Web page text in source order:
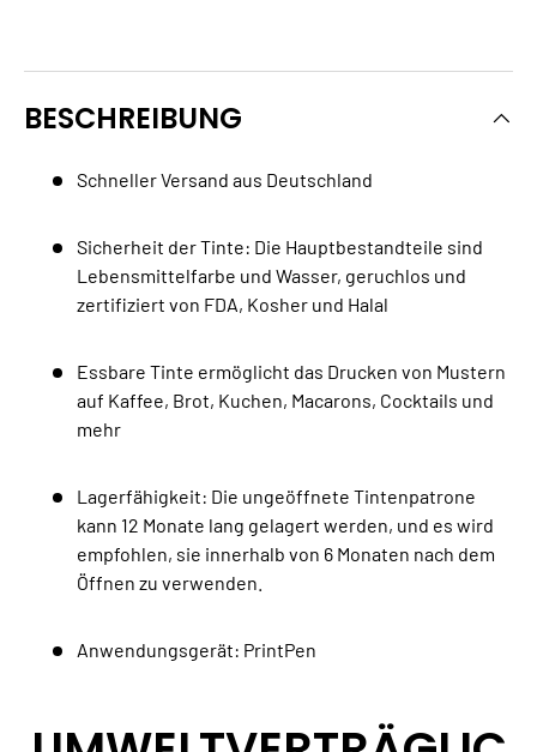
BESCHREIBUNG
Schneller Versand aus Deutschland
Sicherheit der Tinte: Die Hauptbestandteile sind
Lebensmittelfarbe und Wasser, geruchlos und
zertifiziert von FDA, Kosher und Halal
Essbare Tinte ermöglicht das Drucken von Mustern
auf Kaffee, Brot, Kuchen, Macarons, Cocktails und
mehr
Lagerfähigkeit: Die ungeöffnete Tintenpatrone
kann 12 Monate lang gelagert werden, und es wird
empfohlen, sie innerhalb von 6 Monaten nach dem
Öffnen zu verwenden.
Anwendungsgerät: PrintPen